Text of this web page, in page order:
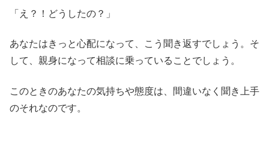
「え？！どうしたの？」
あなたはきっと心配になって、こう聞き返すでしょう。そ
して、親身になって相談に乗っていることでしょう。
このときのあなたの気持ちや態度は、間違いなく聞き上手
のそれなのです。